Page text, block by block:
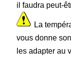
il faudra peut-
La
vous donne
les adapter au